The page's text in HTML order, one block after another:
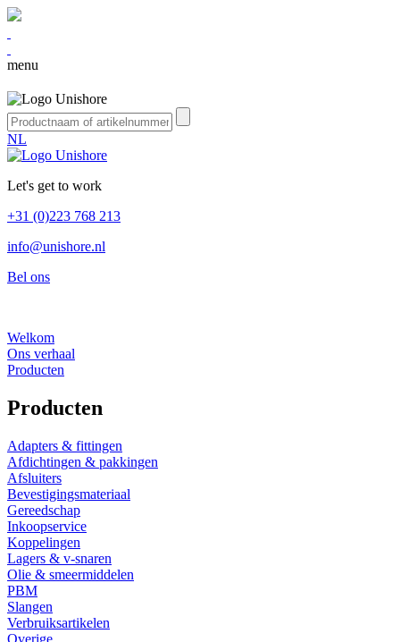
menu
NL
Let's get to work
+31 (0)223 768 213
info@unishore.nl
Bel ons
Welkom
Ons verhaal
Producten
Producten
Adapters & fittingen
Afdichtingen & pakkingen
Afsluiters
Bevestigingsmateriaal
Gereedschap
Inkoopservice
Koppelingen
Lagers & v-snaren
Olie & smeermiddelen
PBM
Slangen
Verbruiksartikelen
Overige